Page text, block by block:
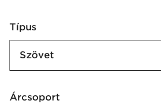
Típus
Szövet
Árcsoport